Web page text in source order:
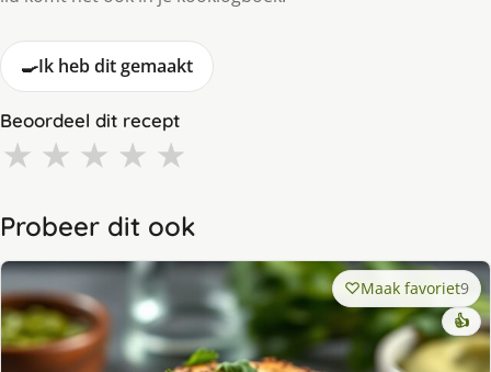
🍳Ik heb dit gemaakt
Beoordeel dit recept
★ ★ ★ ★ ★
Probeer dit ook
Maak favoriet9
👍